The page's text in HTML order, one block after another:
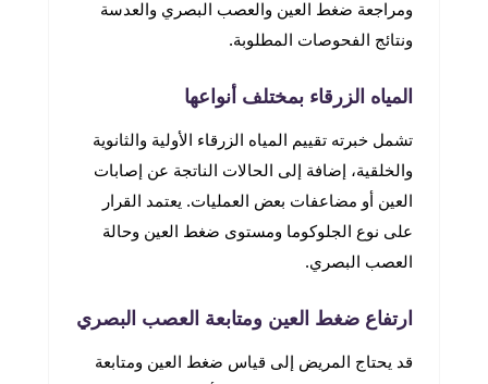
ومراجعة ضغط العين والعصب البصري والعدسة
ونتائج الفحوصات المطلوبة.
المياه الزرقاء بمختلف أنواعها
تشمل خبرته تقييم المياه الزرقاء الأولية والثانوية
والخلقية، إضافة إلى الحالات الناتجة عن إصابات
العين أو مضاعفات بعض العمليات. يعتمد القرار
على نوع الجلوكوما ومستوى ضغط العين وحالة
العصب البصري.
ارتفاع ضغط العين ومتابعة العصب البصري
قد يحتاج المريض إلى قياس ضغط العين ومتابعة